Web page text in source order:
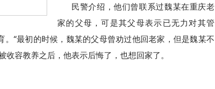
民警介绍，他们曾联系过魏某在重庆老
家的父母，可是其父母表示已无力对其管
。“最初的时候，魏某的父母曾劝过他回老家，但是魏某不
收容教养之后，他表示后悔了，也想回家了。